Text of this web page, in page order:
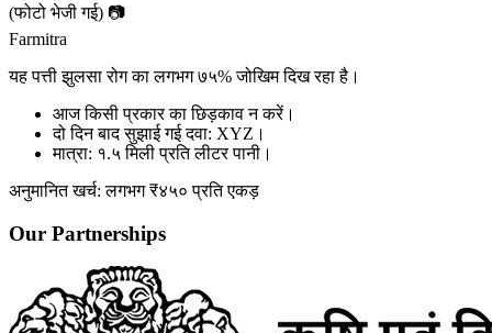
(फोटो भेजी गई) 📷
Farmitra
यहपत्ती झुलसारोग का लगभग ७५% जोखिम दिख रहा है।
आज किसी प्रकार का छिड़काव न करें।
दो दिन बाद सुझाई गई दवा: XYZ ।
मात्रा: १.५ मिली प्रति लीटरपानी।
अनुमानित खर्च: लगभग ₹४५० प्रति एकड़
Our Partnerships